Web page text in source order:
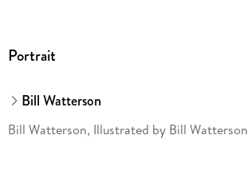
Portrait
Bill Watterson
Bill Watterson, Illustrated by Bill Watterson